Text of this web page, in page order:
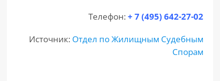
Телефон: + 7 (495) 642-27-02
Источник: Отдел по Жилищным Судебным
Спорам